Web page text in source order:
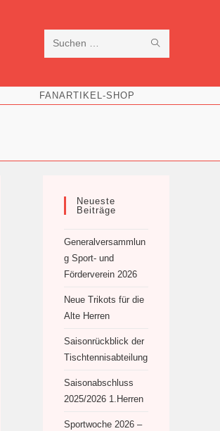
Diese
durchsuchen
FANARTIKEL-SHOP
Neueste
Beiträge
Generalversammlun
g Sport- und
Förderverein 2026
Neue Trikots für die
Alte Herren
Saisonrückblick der
Tischtennisabteilung
Saisonabschluss
2025/2026 1.Herren
Sportwoche 2026 –